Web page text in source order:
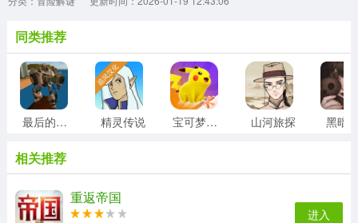
同类推荐
最后的子弹 精灵传说 宝可梦大集结 山河旅探 黑暗
相关推荐
重返帝国
进入